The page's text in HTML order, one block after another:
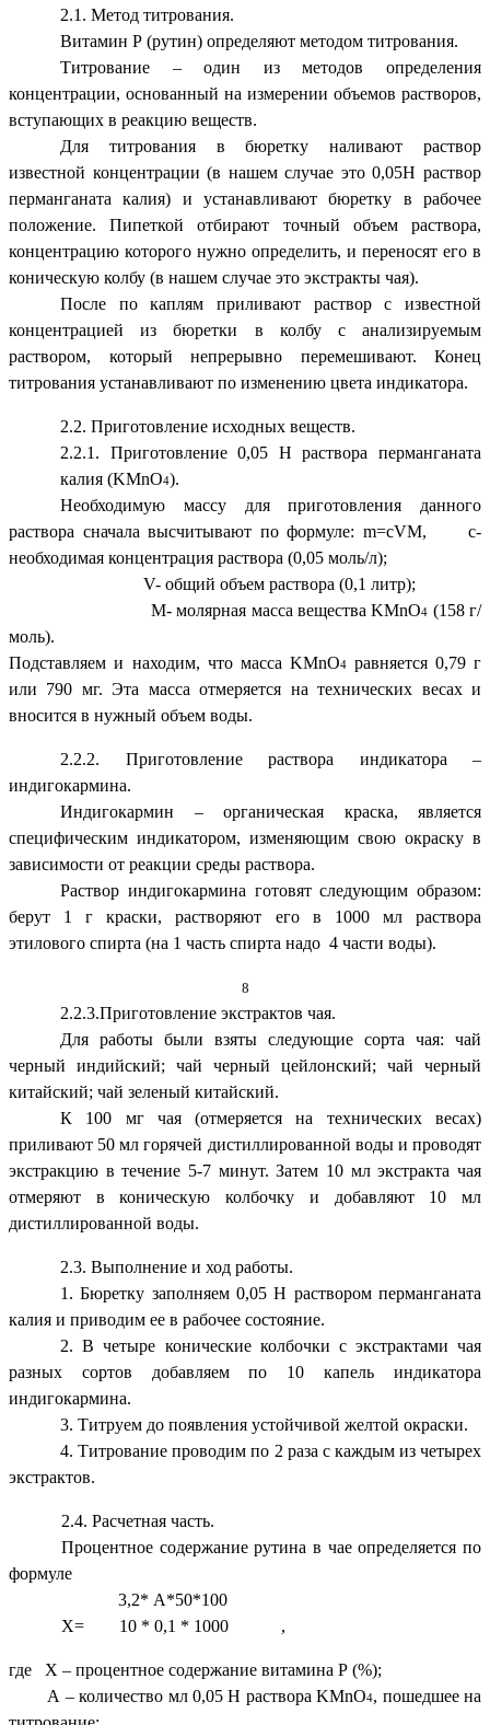
2.1. Метод титрования.
Витамин Р (рутин) определяют методом титрования.
Титрование – один из методов определения
концентрации, основанный на измерении объемов растворов,
вступающих в реакцию веществ.
Для титрования в бюретку наливают раствор
известной концентрации (в нашем случае это 0,05Н раствор
перманганата калия) и устанавливают бюретку в рабочее
положение. Пипеткой отбирают точный объем раствора,
концентрацию которого нужно определить, и переносят его в
коническую колбу (в нашем случае это экстракты чая).
После по каплям приливают раствор с известной
концентрацией из бюретки в колбу с анализируемым
раствором, который непрерывно перемешивают. Конец
титрования устанавливают по изменению цвета индикатора.
2.2. Приготовление исходных веществ.
2.2.1. Приготовление 0,05 Н раствора перманганата
калия (KMnO4).
Необходимую массу для приготовления данного
раствора сначала высчитывают по формуле: m=cVM, c-
необходимая концентрация раствора (0,05 моль/л);
V- общий объем раствора (0,1 литр);
M- молярная масса вещества KMnO4 (158 г/
моль).
Подставляем и находим, что масса KMnO4 равняется 0,79 г
или 790 мг. Эта масса отмеряется на технических весах и
вносится в нужный объем воды.
2.2.2. Приготовление раствора индикатора –
индигокармина.
Индигокармин – органическая краска, является
специфическим индикатором, изменяющим свою окраску в
зависимости от реакции среды раствора.
Раствор индигокармина готовят следующим образом:
берут 1 г краски, растворяют его в 1000 мл раствора
этилового спирта (на 1 часть спирта надо 4 части воды).
8
2.2.3.Приготовление экстрактов чая.
Для работы были взяты следующие сорта чая: чай
черный индийский; чай черный цейлонский; чай черный
китайский; чай зеленый китайский.
К 100 мг чая (отмеряется на технических весах)
приливают 50 мл горячей дистиллированной воды и проводят
экстракцию в течение 5-7 минут. Затем 10 мл экстракта чая
отмеряют в коническую колбочку и добавляют 10 мл
дистиллированной воды.
2.3. Выполнение и ход работы.
1. Бюретку заполняем 0,05 Н раствором перманганата
калия и приводим ее в рабочее состояние.
2. В четыре конические колбочки с экстрактами чая
разных сортов добавляем по 10 капель индикатора
индигокармина.
3. Титруем до появления устойчивой желтой окраски.
4. Титрование проводим по 2 раза с каждым из четырех
экстрактов.
2.4. Расчетная часть.
Процентное содержание рутина в чае определяется по
формуле
3,2* А*50*100
Х= 10 * 0,1 * 1000 ,
где Х – процентное содержание витамина Р (%);
А – количество мл 0,05 Н раствора KMnO4, пошедшее на